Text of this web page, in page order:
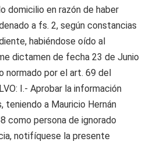
domicilio en razón de haber
a fs. 2, según constancias
habiéndose oído al
dictamen de fecha 23 de Junio
normado por el art. 69 del
I.- Aprobar la información
teniendo a Mauricio Hernán
como persona de ignorado
notifíquese la presente